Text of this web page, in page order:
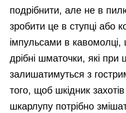
подрібнити, але не в
зробити це в ступці або
імпульсами в
дрібні шматочки, які при
залишатимуться з
того, щоб шкідник захотів
шкарлупу потрібно